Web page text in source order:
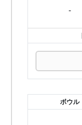
-
ボウル